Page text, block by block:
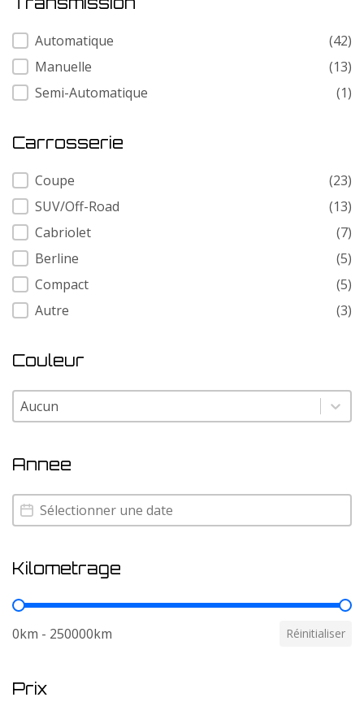
Transmission
Automatique
(42)
Manuelle
(13)
Semi-Automatique
(1)
Carrosserie
Carrosserie
Coupe
(23)
SUV/Off-Road
(13)
Cabriolet
(7)
Berline
(5)
Compact
(5)
Autre
(3)
Couleur
Couleur
Couleur
Annee
Annee
Annee
Kilometrage
Kilometrage
0km - 250000km Réinitialiser
Prix